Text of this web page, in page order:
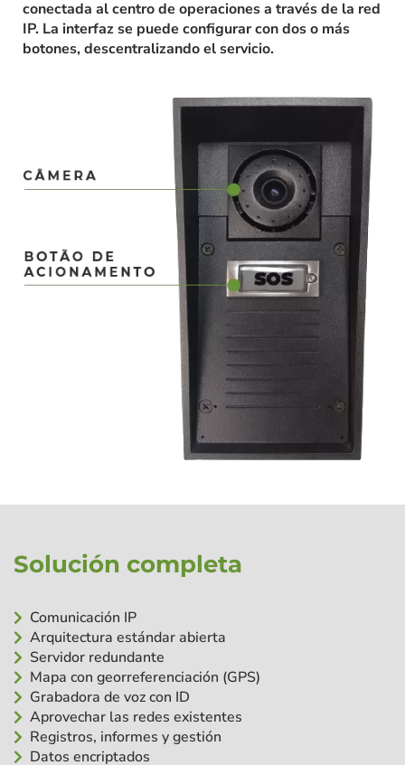
conectada al centro de operaciones a través de la red
IP. La interfaz se puede configurar con dos o más
botones, descentralizando el servicio.
Solución completa
Comunicación IP
Arquitectura estándar abierta
Servidor redundante
Mapa con georreferenciación (GPS)
Grabadora de voz con ID
Aprovechar las redes existentes
Registros, informes y gestión
Datos encriptados